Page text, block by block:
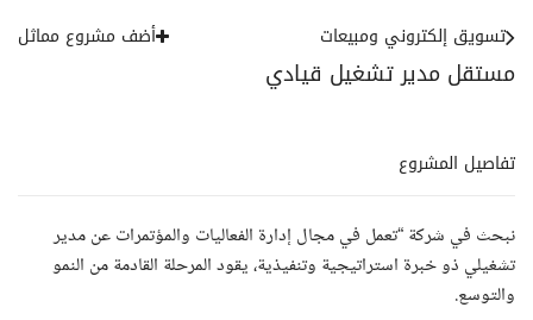
مستقل مدير تشغيل قيادي
تسويق إلكتروني ومبيعات أضف مشروع مماثل
تفاصيل المشروع
نبحث في شركة “تعمل في مجال إدارة الفعاليات والمؤتمرات عن مدير
تشغيلي ذو خبرة استراتيجية وتنفيذية، يقود المرحلة القادمة من النمو
والتوسع.